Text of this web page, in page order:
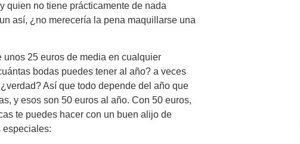
quien no tiene prácticamente de nada
así, ¿no merecería la pena maquillarse una
25 euros de media en cualquier
bodas puedes tener al año? a veces
Así que todo depende del año que
y esos son 50 euros al año. Con 50 euros,
te puedes hacer con un buen alijo de
especiales: